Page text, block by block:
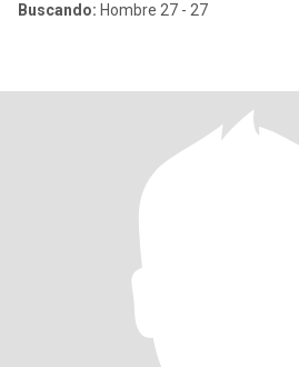
Buscando: Hombre 27 - 27